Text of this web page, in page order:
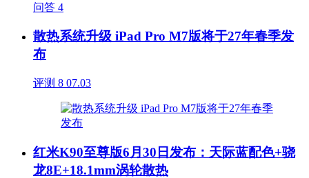
问答 4
散热系统升级 iPad Pro M7版将于27年春季发
布
评测 8 07.03
红米K90至尊版6月30日发布：天际蓝配色+骁
龙8E+18.1mm涡轮散热